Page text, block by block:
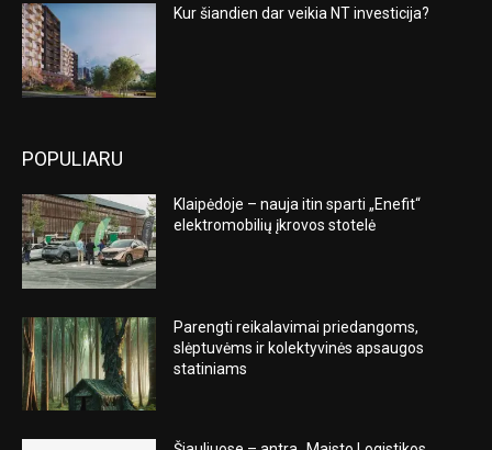
Kur šiandien dar veikia NT investicija?
POPULIARU
Klaipėdoje – nauja itin sparti „Enefit“
elektromobilių įkrovos stotelė
Parengti reikalavimai priedangoms,
slėptuvėms ir kolektyvinės apsaugos
statiniams